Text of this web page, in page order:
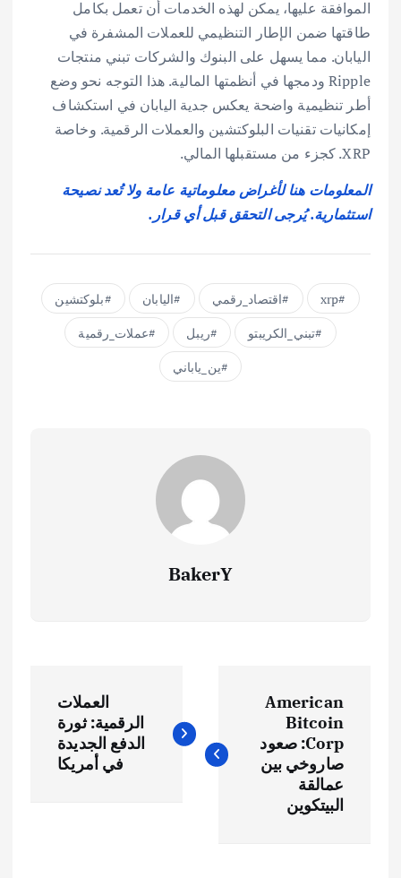
الموافقة عليها، يمكن لهذه الخدمات أن تعمل بكامل
طاقتها ضمن الإطار التنظيمي للعملات المشفرة في
اليابان. مما يسهل على البنوك والشركات تبني منتجات
Ripple ودمجها في أنظمتها المالية. هذا التوجه نحو وضع
أطر تنظيمية واضحة يعكس جدية اليابان في استكشاف
إمكانيات تقنيات البلوكتشين والعملات الرقمية. وخاصة
XRP. كجزء من مستقبلها المالي.
المعلومات هنا لأغراض معلوماتية عامة ولا تُعد نصيحة
استثمارية. يُرجى التحقق قبل أي قرار.
xrp اقتصاد_رقمي اليابان
بلوكتشين
تبني_الكريبتو
ريبل
عملات_رقمية
ين_ياباني
BakerY
ص
American
Bitcoin
Corp: صعود
صاروخي بين
عمالقة
البيتكوين
العملات
الرقمية: ثورة
الدفع الجديدة
في أمريكا